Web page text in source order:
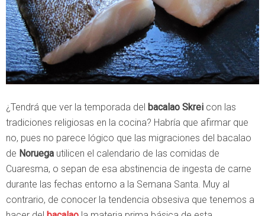
¿Tendrá que ver la temporada del bacalao Skrei con las
tradiciones religiosas en la cocina? Habría que afirmar que
no, pues no parece lógico que las migraciones del bacalao
de Noruega utilicen el calendario de las comidas de
Cuaresma, o sepan de esa abstinencia de ingesta de carne
durante las fechas entorno a la Semana Santa. Muy al
contrario, de conocer la tendencia obsesiva que tenemos a